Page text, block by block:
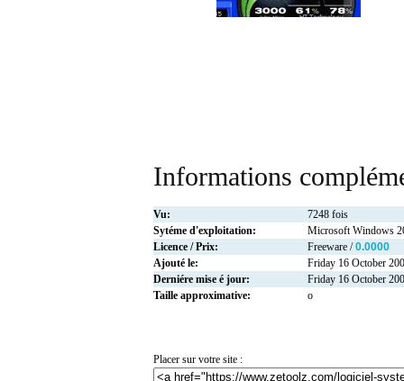
Informations
Vu:
7248 fois
Sytéme d'exploitation:
Microsoft Windows
Licence / Prix:
Freeware /0.0000
Ajouté le:
Friday 16 October
Derniére mise é jour:
Friday 16 October
Taille approximative:
o
Placer sur votre site :